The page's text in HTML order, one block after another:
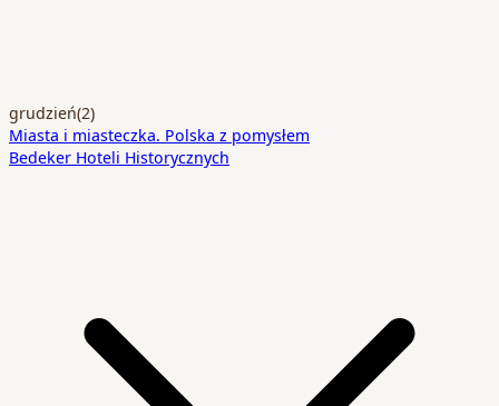
grudzień(2)
Miasta i miasteczka. Polska z pomysłem
Bedeker Hoteli Historycznych